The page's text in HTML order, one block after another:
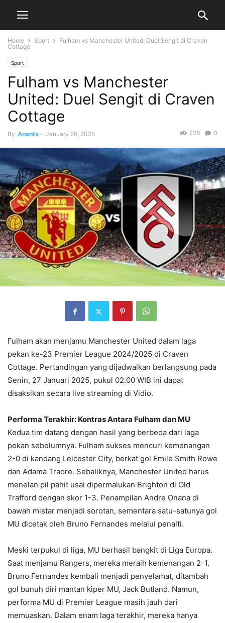
Home Sport
Fulham vs Manchester United: Duel Sengit di Craven
Cottage
Sport
Fulham vs Manchester
United: Duel Sengit di Craven
Cottage
By Ananta - January 26, 2025 0
226
Fulham akan menjamu Manchester United dalam laga
pekan ke-23 Premier League 2024/2025 di Craven
Cottage. Pertandingan yang dijadwalkan berlangsung pada
Senin, 27 Januari 2025, pukul 02.00 WIB ini dapat
disaksikan secara live streaming di Vidio.
Performa Terakhir: Kontras Antara Fulham dan MU
Kedua tim datang dengan hasil yang berbeda dari laga
pekan sebelumnya. Fulham sukses mencuri kemenangan
2-0 di kandang Leicester City, berkat gol Emile Smith Rowe
dan Adama Traore. Sebaliknya, Manchester United harus
menelan pil pahit usai dipermalukan Brighton di Old
Trafford dengan skor 1-3. Penampilan Andre Onana di
bawah mistar menjadi sorotan, sementara satu-satunya gol
MU dicetak oleh Bruno Fernandes melalui penalti.
Meski terpukul di liga, MU berhasil bangkit di Liga Europa.
Saat menjamu Rangers, mereka meraih kemenangan 2-1.
Bruno Fernandes kembali menjadi penyelamat, ditambah
gol bunuh diri mantan kiper MU, Jack Butland. Namun,
performa MU di Premier League masih jauh dari
memuaskan. Dalam enam laga terakhir, mereka hanya